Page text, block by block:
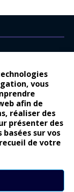
vous
afin de
réaliser des
présenter des
sur vos
de votre